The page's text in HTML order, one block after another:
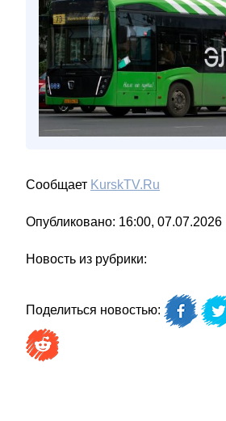
Сообщает KurskTV.Ru
Опубликовано: 16:00, 07.07.2026
Новость из рубрики:
Поделиться новостью: